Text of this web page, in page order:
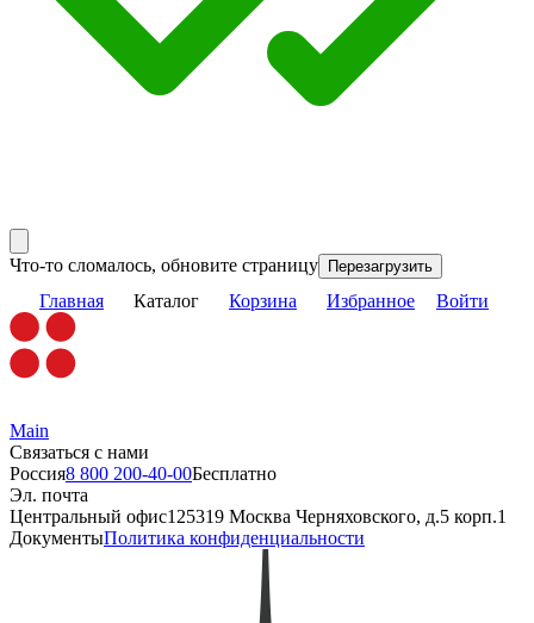
Что-то сломалось, обновите страницу Перезагрузить
Главная Каталог Корзина Избранное Войти
Main
Связаться с нами
Россия8 800 200-40-00Бесплатно
Эл. почта
Центральный офис125319 Москва Черняховского, д.5 корп.1
ДокументыПолитика конфиденциальности